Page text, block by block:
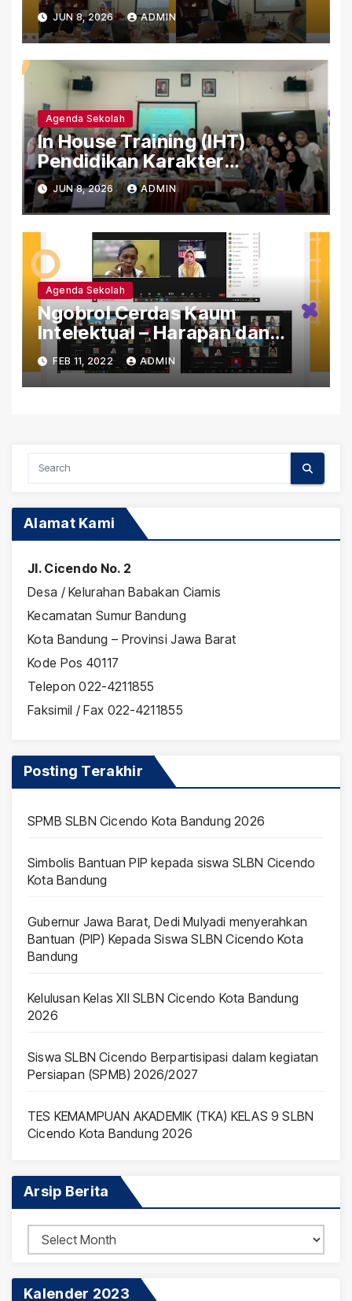
Bandung.
JUN 8, 2026 ADMIN
Agenda Sekolah
In House Training (IHT)
Pendidikan Karakter
Pancawaluya di SLB Negeri
Cicendo Kota Bandung
JUN 8, 2026 ADMIN
Agenda Sekolah
Ngobrol Cerdas Kaum
Intelektual – Harapan dan
Tantangan Dalam
Implementasi Pendidikan
Inklusif
FEB 11, 2022 ADMIN
Alamat Kami
Jl. Cicendo No. 2
Desa / Kelurahan Babakan Ciamis
Kecamatan Sumur Bandung
Kota Bandung – Provinsi Jawa Barat
Kode Pos 40117
Telepon 022-4211855
Faksimil / Fax 022-4211855
Posting Terakhir
SPMB SLBN Cicendo Kota Bandung 2026
Simbolis Bantuan PIP kepada siswa SLBN Cicendo
Kota Bandung
Gubernur Jawa Barat, Dedi Mulyadi menyerahkan
Bantuan (PIP) Kepada Siswa SLBN Cicendo Kota
Bandung
Kelulusan Kelas XII SLBN Cicendo Kota Bandung
2026
Siswa SLBN Cicendo Berpartisipasi dalam kegiatan
Persiapan (SPMB) 2026/2027
TES KEMAMPUAN AKADEMIK (TKA) KELAS 9 SLBN
Cicendo Kota Bandung 2026
Arsip Berita
Arsip
Berita
Kalender 2023